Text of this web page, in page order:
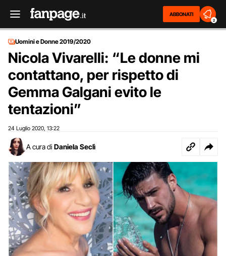
ABBONATI
2
Uomini e Donne 2019/2020
Nicola Vivarelli: “Le donne mi
contattano, per rispetto di
Gemma Galgani evito le
tentazioni”
24 Luglio 2020 13:22
A cura di Daniela Seclì